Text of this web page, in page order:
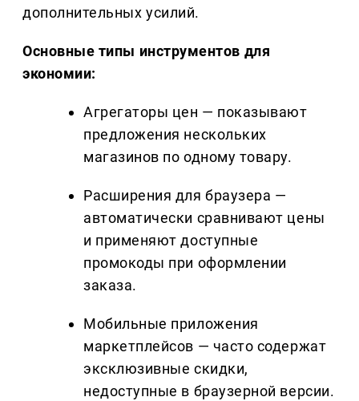
дополнительных усилий.
Основные типы инструментов для
экономии:
Агрегаторы цен — показывают
предложения нескольких
магазинов по одному товару.
Расширения для браузера —
автоматически сравнивают цены
и применяют доступные
промокоды при оформлении
заказа.
Мобильные приложения
маркетплейсов — часто содержат
эксклюзивные скидки,
недоступные в браузерной версии.